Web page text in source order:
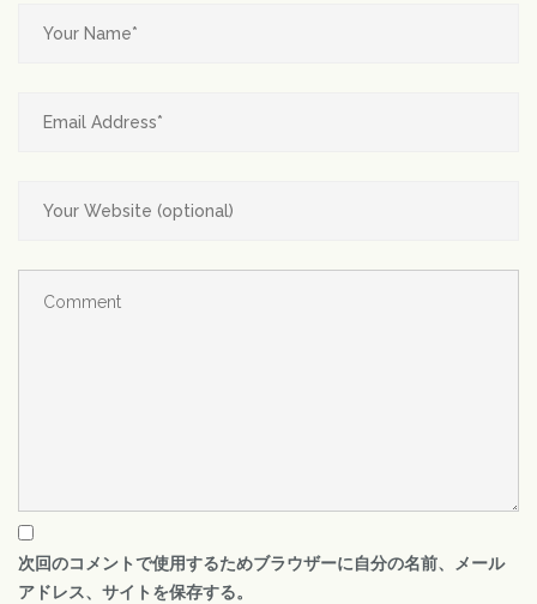
次回のコメントで使用するためブラウザーに自分の名前、メール
アドレス、サイトを保存する。